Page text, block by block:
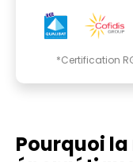
*Certification
Pourquoi